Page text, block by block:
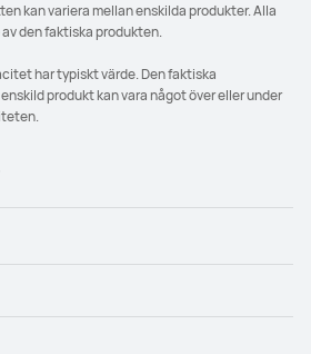
kan variera mellan enskilda produkter. Alla
den faktiska produkten.
har typiskt värde. Den faktiska
produkt kan vara något över eller under